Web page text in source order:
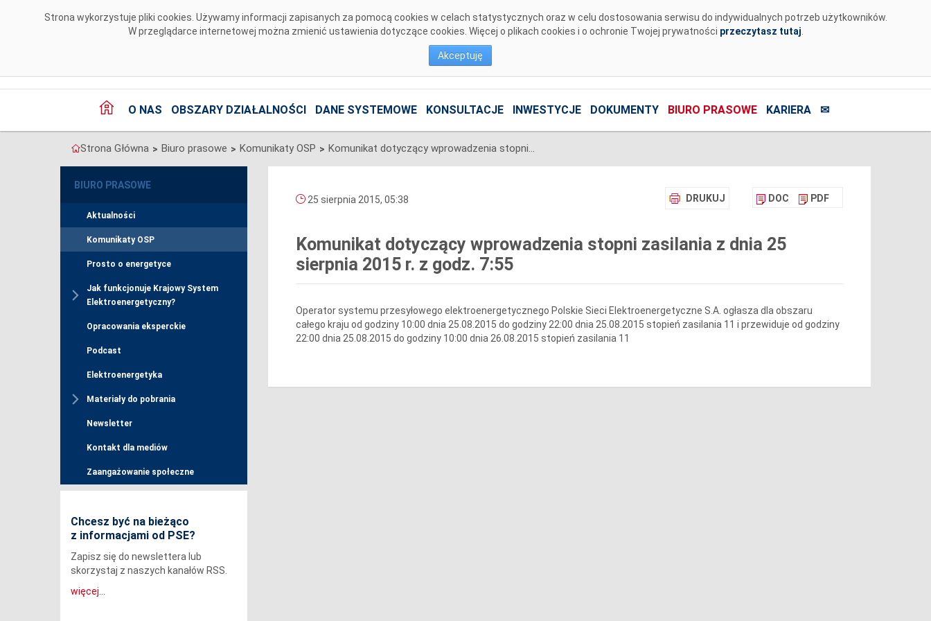
Strona wykorzystuje pliki cookies. Używamy informacji zapisanych za pomocą cookies w celach statystycznych oraz w celu dostosowania serwisu do indywidualnych potrzeb użytkowników.
W przeglądarce internetowej można zmienić ustawienia dotyczące cookies. Więcej o plikach cookies i o ochronie Twojej prywatności przeczytasz tutaj
Akceptuję
O NAS OBSZARY DZIAŁALNOŚCI DANE SYSTEMOWE KONSULTACJE INWESTYCJE DOKUMENTY BIURO PRASOWE KARIERA ✉
Strona Główna > Biuro prasowe > Komunikaty OSP > Komunikat dotyczący wprowadzenia stopni zasilania z dnia 25 sierpnia 2015 r. z godz. 7:55
BIURO PRASOWE
Aktualności
Komunikaty OSP
Prosto o energetyce
Jak funkcjonuje Krajowy System
Elektroenergetyczny?
Opracowania eksperckie
Podcast
Elektroenergetyka
Materiały do pobrania
Newsletter
Kontakt dla mediów
Zaangażowanie społeczne
Chcesz być na bieżąco
z informacjami od PSE?
Zapisz się do newslettera lub
skorzystaj z naszych kanałów RSS.
więcej...
DRUKUJ DOC PDF
25 sierpnia 2015, 05:38
Komunikat dotyczący wprowadzenia stopni zasilania z dnia 25
sierpnia 2015 r. z godz. 7:55
Operator systemu przesyłowego elektroenergetycznego Polskie Sieci Elektroenergetyczne S.A. ogłasza dla obszaru
całego kraju od godziny 10:00 dnia 25.08.2015 do godziny 22:00 dnia 25.08.2015 stopień zasilania 11 i przewiduje od godziny
22:00 dnia 25.08.2015 do godziny 10:00 dnia 26.08.2015 stopień zasilania 11